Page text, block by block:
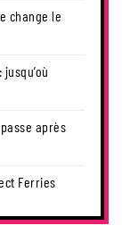
change le
après
Ferries